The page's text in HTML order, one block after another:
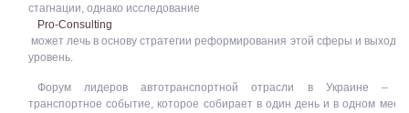
стагнации, однако исследование
Pro-Consulting
может лечь в основу стратегии реформирования этой сферы и выхода
уровень.
Форум лидеров автотранспортной отрасли в Украине –
транспортное событие, которое собирает в один день и в одном